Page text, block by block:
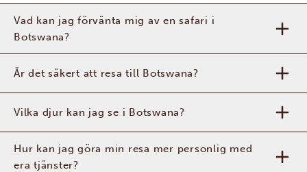
Vad kan jag förvänta mig av en safari i
Botswana?
Är det säkert att resa till Botswana?
Vilka djur kan jag se i Botswana?
Hur kan jag göra min resa mer personlig med
era tjänster?